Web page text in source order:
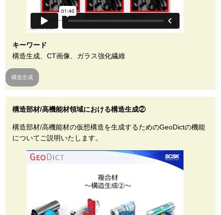
キーワード
構造生成、CT画像、ガラス強化繊維
構造生成
構造部材/高機能材領域における構造生成②
構造部材/高機能材の仮想構造を生成するためのGeoDictの機能
についてご説明いたします。